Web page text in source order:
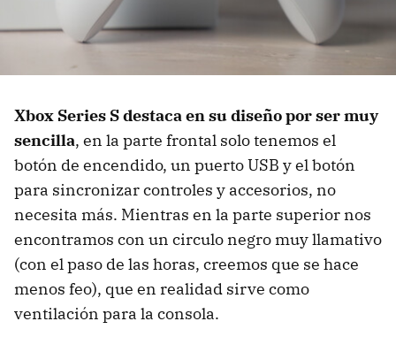
Xbox Series S destaca en su diseño por ser muy
sencilla, en la parte frontal solo tenemos el
botón de encendido, un puerto USB y el botón
para sincronizar controles y accesorios, no
necesita más. Mientras en la parte superior nos
encontramos con un circulo negro muy llamativo
(con el paso de las horas, creemos que se hace
menos feo), que en realidad sirve como
ventilación para la consola.